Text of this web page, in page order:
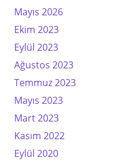
Mayıs 2026
Ekim 2023
Eylül 2023
Ağustos 2023
Temmuz 2023
Mayıs 2023
Mart 2023
Kasım 2022
Eylül 2020